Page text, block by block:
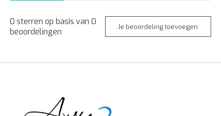
0 sterren op basis van 0
beoordelingen
Je beoordeling toevoegen